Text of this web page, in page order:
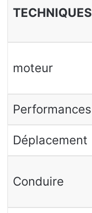
TECHNIQUES
moteur
Performances
Déplacement
Conduire